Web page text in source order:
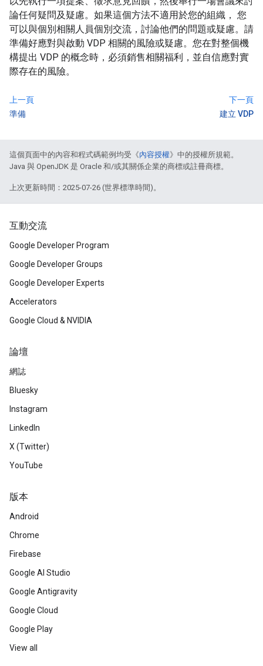
論任何疑問及疑慮。如果這個方法不適用於您的組織， 您
可以與個別相關人員個別交流，討論他們的問題或疑慮。請
準備好應對與啟動 VDP 相關的風險或疑慮。您在對整個機
構提出 VDP 的概念時，必須銷售相關福利，並自信應對實
際存在的風險。
上一頁
準備
下一頁
建立 VDP
這個頁面中的內容和程式碼範例均受《內容授權》中的授權所規範。
Java 與 OpenJDK 是 Oracle 和/或其關係企業的商標或註冊商標。
上次更新時間：2025-07-26 (世界標準時間)。
互動交流
Google Developer Program
Google Developer Groups
Google Developer Experts
Accelerators
Google Cloud & NVIDIA
論壇
網誌
Bluesky
Instagram
LinkedIn
X (Twitter)
YouTube
版本
Android
Chrome
Firebase
Google AI Studio
Google Antigravity
Google Cloud
Google Play
View all